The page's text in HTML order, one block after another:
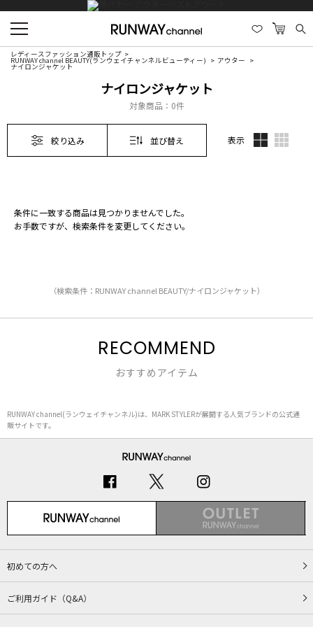
レディースファッション通販トップ
RUNWAY channel BEAUTY(ランウェイチャンネルビューティー) アウター
ナイロンジャケット
ナイロンジャケット
対象商品： 0件
絞り込み 並び替え 表示
条件に一致する商品は見つかりませんでした。
お手数ですが、検索条件を変更してください。
（検索条件：RUNWAY channel BEAUTY/ナイロンジャケット）
RECOMMEND
おすすめアイテム
RUNWAY channel(ランウェイチャンネル)は、MARK STYLERが展開する人気ブランドの公式通
販サイトです。
初めての方へ
ご利用ガイド（Q&A）